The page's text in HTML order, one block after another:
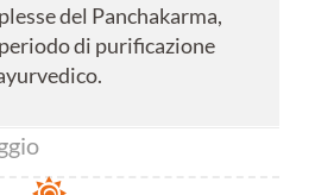
del Panchakarma,
di purificazione